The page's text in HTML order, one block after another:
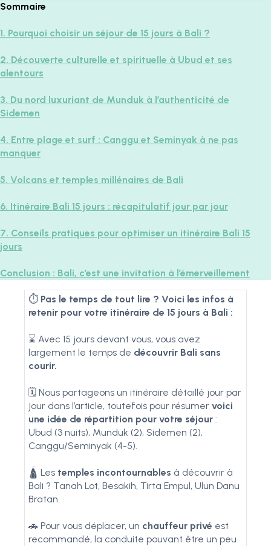
Sommaire
1. Pourquoi choisir un séjour de 15 jours à Bali ?
2. Découverte culturelle et spirituelle à Ubud et ses
alentours
3. Du nord luxuriant de Munduk à l’authenticité de
Sidemen
4. Entre plage et surf : Canggu et Seminyak à ne pas
manquer
5. Volcans et temples millénaires de Bali
6. Itinéraire Bali 15 jours : récapitulatif jour par jour
7. Conseils pratiques pour optimiser un itinéraire Bali 15
jours
Conclusion : Bali, c’est une invitation à l’émerveillement
⏱️ Pas le temps de tout lire ? Voici les infos à
retenir pour votre itinéraire de 15 jours à Bali :
⌛​​ Avec 15 jours devant vous, vous avez
largement le temps de découvrir Bali sans
courir.
🗓️ Nous partageons un itinéraire détaillé jour par
jour dans l’article, toutefois pour résumer voici
une idée de répartition pour votre séjour :
Ubud (3 nuits), Munduk (2), Sidemen (2),
Canggu/Seminyak (4-5).
🛕 Les temples incontournables à découvrir à
Bali ? Tanah Lot, Besakih, Tirta Empul, Ulun Danu
Bratan.
🚗​ Pour vous déplacer, un chauffeur privé est
recommandé, la conduite pouvant être un peu